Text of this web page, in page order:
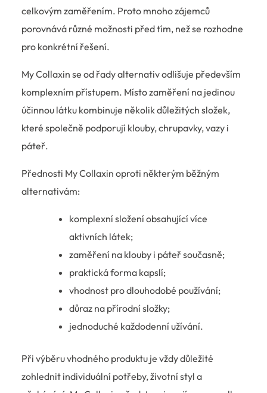
celkovým zaměřením. Proto mnoho zájemců
porovnává různé možnosti před tím, než se rozhodne
pro konkrétní řešení.
My Collaxin se od řady alternativ odlišuje především
komplexním přístupem. Místo zaměření na jedinou
účinnou látku kombinuje několik důležitých složek,
které společně podporují klouby, chrupavky, vazy i
páteř.
Přednosti My Collaxin oproti některým běžným
alternativám:
komplexní složení obsahující více
aktivních látek;
zaměření na klouby i páteř současně;
praktická forma kapslí;
vhodnost pro dlouhodobé používání;
důraz na přírodní složky;
jednoduché každodenní užívání.
Při výběru vhodného produktu je vždy důležité
zohlednit individuální potřeby, životní styl a